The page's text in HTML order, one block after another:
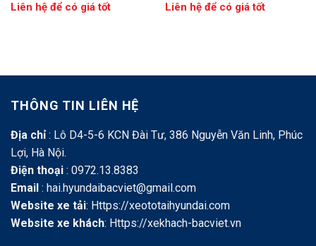
Liên hệ để có giá tốt
Liên hệ để có giá tốt
THÔNG TIN LIÊN HỆ
Địa chỉ: Lô D4-5-6 KCN Đài Tư, 386 Nguyễn Văn Linh, Phúc
Lợi, Hà Nội.
Điện thoại : 0972.13.8383
Email : hai.hyundaibacviet@gmail.com
Website xe tải: Https://xeototaihyundai.com
Website xe khách: Https://xekhach-bacviet.vn